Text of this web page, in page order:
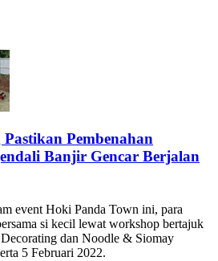
Pembenahan
Banjir Gencar Berjalan
event Hoki Panda Town ini, para
si kecil lewat workshop bertajuk
dan Noodle & Siomay
5 Februari 2022.